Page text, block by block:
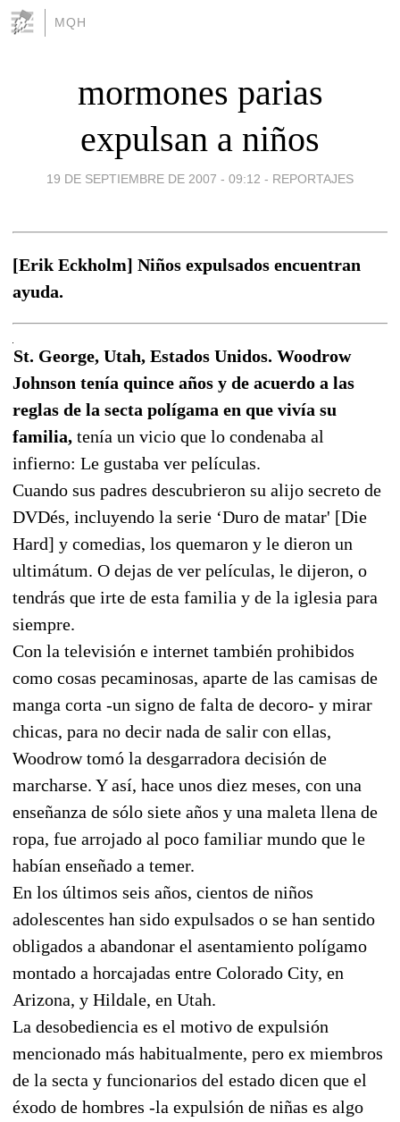
MQH
mormones parias
expulsan a niños
19 DE SEPTIEMBRE DE 2007 - 09:12 - REPORTAJES
[Erik Eckholm] Niños expulsados encuentran
ayuda.
St. George, Utah, Estados Unidos. Woodrow
Johnson tenía quince años y de acuerdo a las
reglas de la secta polígama en que vivía su
familia, tenía un vicio que lo condenaba al
infierno: Le gustaba ver películas.
Cuando sus padres descubrieron su alijo secreto de
DVDés, incluyendo la serie ‘Duro de matar' [Die
Hard] y comedias, los quemaron y le dieron un
ultimátum. O dejas de ver películas, le dijeron, o
tendrás que irte de esta familia y de la iglesia para
siempre.
Con la televisión e internet también prohibidos
como cosas pecaminosas, aparte de las camisas de
manga corta -un signo de falta de decoro- y mirar
chicas, para no decir nada de salir con ellas,
Woodrow tomó la desgarradora decisión de
marcharse. Y así, hace unos diez meses, con una
enseñanza de sólo siete años y una maleta llena de
ropa, fue arrojado al poco familiar mundo que le
habían enseñado a temer.
En los últimos seis años, cientos de niños
adolescentes han sido expulsados o se han sentido
obligados a abandonar el asentamiento polígamo
montado a horcajadas entre Colorado City, en
Arizona, y Hildale, en Utah.
La desobediencia es el motivo de expulsión
mencionado más habitualmente, pero ex miembros
de la secta y funcionarios del estado dicen que el
éxodo de hombres -la expulsión de niñas es algo